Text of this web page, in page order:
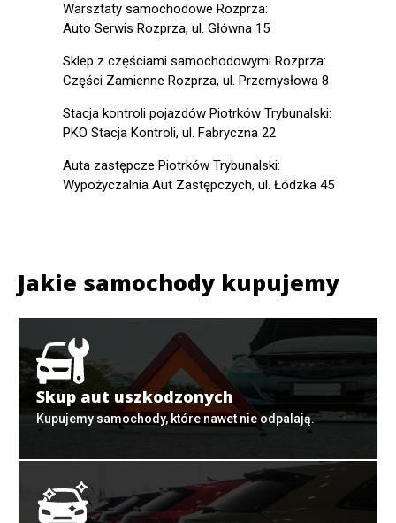
Warsztaty samochodowe Rozprza:
Auto Serwis Rozprza, ul. Główna 15
Sklep z częściami samochodowymi Rozprza:
Części Zamienne Rozprza, ul. Przemysłowa 8
Stacja kontroli pojazdów Piotrków Trybunalski:
PKO Stacja Kontroli, ul. Fabryczna 22
Auta zastępcze Piotrków Trybunalski:
Wypożyczalnia Aut Zastępczych, ul. Łódzka 45
Jakie samochody kupujemy
Skup aut uszkodzonych
Kupujemy samochody, które nawet nie odpalają.